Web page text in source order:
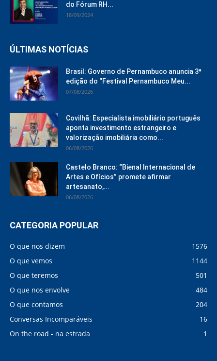
do Fórum RH...
18/09/2024
ÚLTIMAS NOTÍCIAS
Brasil: Governo de Pernambuco anuncia 3ª
edição do “Festival Pernambuco Meu...
07/08/2026
Covilhã: Especialista imobiliário português
aponta investimento estrangeiro e
valorização imobiliária como...
06/08/2026
Castelo Branco: “Bienal Internacional de
Artes e Ofícios” promete afirmar
artesanato,...
06/08/2026
CATEGORIA POPULAR
O que nos dizem
1576
O que vemos
1144
O que teremos
501
O que nos envolve
484
O que contamos
204
Conversas Incomparáveis
16
On the road - na estrada
1